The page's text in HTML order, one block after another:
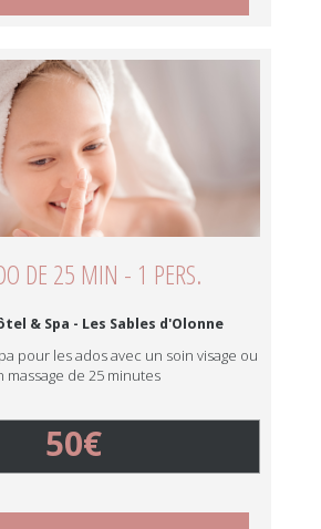
DE 25 MIN - 1 PERS.
& Spa - Les Sables d'Olonne
pour les ados avec un soin visage ou
massage de 25 minutes
50€